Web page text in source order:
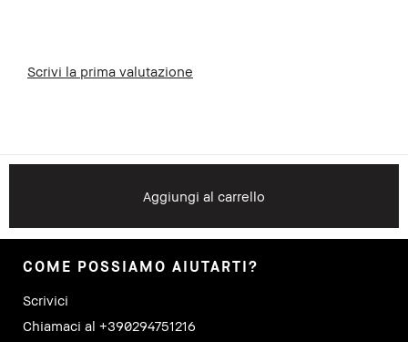
Scrivi la prima valutazione
Aggiungi al carrello
COME POSSIAMO AIUTARTI?
Scrivici
Chiamaci al +390294751216